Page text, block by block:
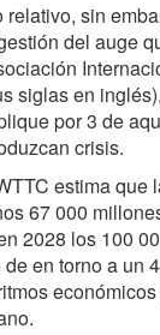
relativo, sin
del auge
siglas en
por 3 de
crisis.
estima que
67 000
2028 los 100
en torno a un